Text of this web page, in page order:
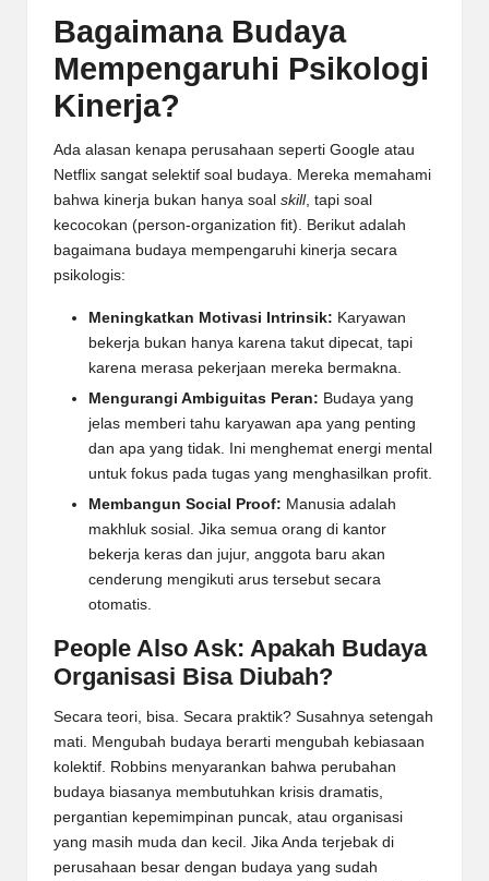
Bagaimana Budaya
Mempengaruhi Psikologi
Kinerja?
Ada alasan kenapa perusahaan seperti Google atau
Netflix sangat selektif soal budaya. Mereka memahami
bahwa kinerja bukan hanya soal skill, tapi soal
kecocokan (person-organization fit). Berikut adalah
bagaimana budaya mempengaruhi kinerja secara
psikologis:
Meningkatkan Motivasi Intrinsik: Karyawan
bekerja bukan hanya karena takut dipecat, tapi
karena merasa pekerjaan mereka bermakna.
Mengurangi Ambiguitas Peran: Budaya yang
jelas memberi tahu karyawan apa yang penting
dan apa yang tidak. Ini menghemat energi mental
untuk fokus pada tugas yang menghasilkan profit.
Membangun Social Proof: Manusia adalah
makhluk sosial. Jika semua orang di kantor
bekerja keras dan jujur, anggota baru akan
cenderung mengikuti arus tersebut secara
otomatis.
People Also Ask: Apakah Budaya
Organisasi Bisa Diubah?
Secara teori, bisa. Secara praktik? Susahnya setengah
mati. Mengubah budaya berarti mengubah kebiasaan
kolektif. Robbins menyarankan bahwa perubahan
budaya biasanya membutuhkan krisis dramatis,
pergantian kepemimpinan puncak, atau organisasi
yang masih muda dan kecil. Jika Anda terjebak di
perusahaan besar dengan budaya yang sudah